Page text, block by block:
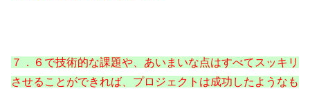
７．６で技術的な課題や、あいまいな点はすべてスッキリ
させることができれば、プロジェクトは成功したようなも